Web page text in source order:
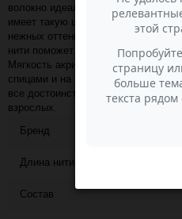
волокно идеально для
имеет такую широкую и яркую
нежных оттенков до ярких
нити поможет Вам связать
Мягкость акрила,
спицами и на вязальной машине),
все достоинства этой пряжи.
взрослых.
Бренд
Длина нити
Состав